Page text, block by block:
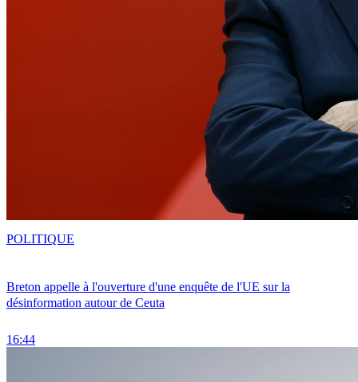
Breton appelle à l'ouverture d'une enquête de l'UE sur la
désinformation autour de Ceuta
16:44
POLITIQUE